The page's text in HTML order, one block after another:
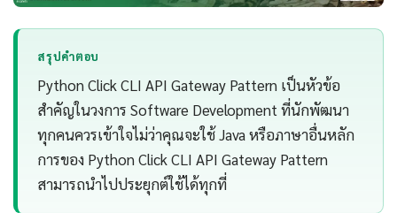
สรุปคำตอบ
Python Click CLI API Gateway Pattern เป็นหัวข้อ
สำคัญในวงการ Software Development ที่นักพัฒนา
ทุกคนควรเข้าใจไม่ว่าคุณจะใช้ Java หรือภาษาอื่นหลัก
การของ Python Click CLI API Gateway Pattern
สามารถนำไปประยุกต์ใช้ได้ทุกที่